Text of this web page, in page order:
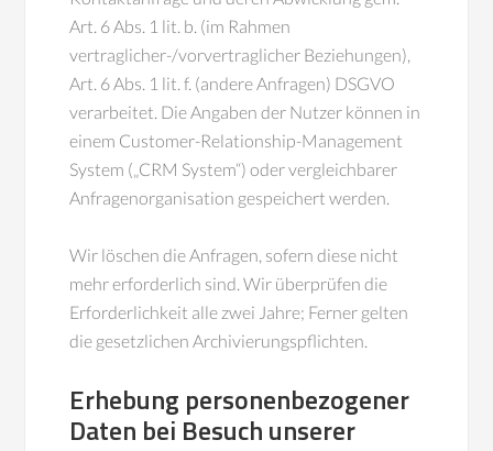
Art. 6 Abs. 1 lit. b. (im Rahmen
vertraglicher-/vorvertraglicher Beziehungen),
Art. 6 Abs. 1 lit. f. (andere Anfragen) DSGVO
verarbeitet. Die Angaben der Nutzer können in
einem Customer-Relationship-Management
System („CRM System“) oder vergleichbarer
Anfragenorganisation gespeichert werden.
Wir löschen die Anfragen, sofern diese nicht
mehr erforderlich sind. Wir überprüfen die
Erforderlichkeit alle zwei Jahre; Ferner gelten
die gesetzlichen Archivierungspflichten.
Erhebung personenbezogener
Daten bei Besuch unserer